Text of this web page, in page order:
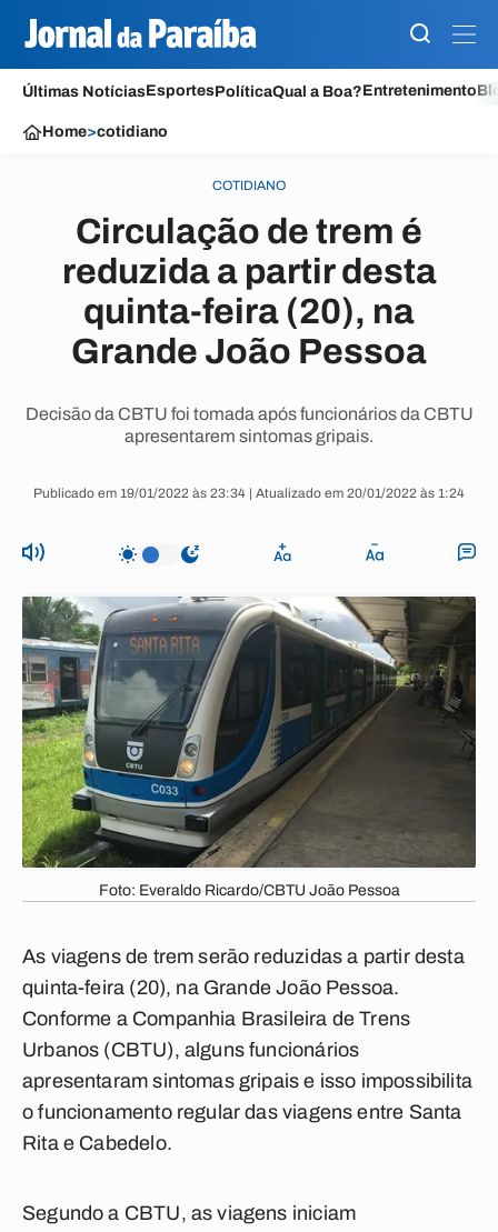
Últimas NotíciasEsportesPolíticaQual a Boa?Entretenimento
Home>cotidiano
COTIDIANO
Circulação de trem é
reduzida a partir desta
quinta-feira (20), na
Grande João Pessoa
Decisão da CBTU foi tomada após funcionários da CBTU
apresentarem sintomas gripais.
Publicado em 19/01/2022 às 23:34 | Atualizado em 20/01/2022 às 1:24
Foto: Everaldo Ricardo/CBTU João Pessoa
As viagens de trem serão reduzidas a partir desta
quinta-feira (20), na Grande João Pessoa.
Conforme a Companhia Brasileira de Trens
Urbanos (CBTU), alguns funcionários
apresentaram sintomas gripais e isso impossibilita
o funcionamento regular das viagens entre Santa
Rita e Cabedelo.
Segundo a CBTU, as viagens iniciam